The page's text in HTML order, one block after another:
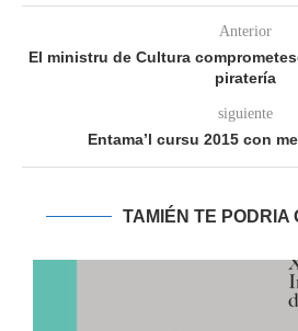
Anterior
El ministru de Cultura
piratería
siguiente
Entama’l cursu 2015 con
TAMIÉN TE PODRIA